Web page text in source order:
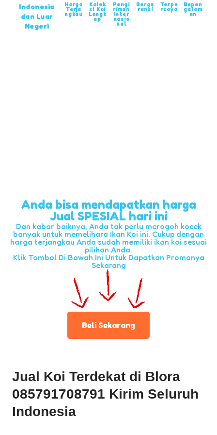
Indonesia
dan Luar
Negeri
Harga
Terja
ngkau
Kolek
si Koi
Lengk
ap
Pengi
riman
Inter
nasio
nal
Berga
ransi
Terpe
rcaya
Bepen
galam
an
Anda bisa mendapatkan harga
Jual SPESIAL hari ini
Dan kabar baiknya, Anda tak perlu merogoh kocek
banyak untuk memelihara Ikan Koi ini. Cukup dengan
harga terjangkau Anda sudah memiliki ikan koi sesuai
pilihan Anda.
Klik Tombol Di Bawah Ini Untuk Dapatkan Promonya
Sekarang
Beli Sekarang
Jual Koi Terdekat di Blora
085791708791 Kirim Seluruh
Indonesia